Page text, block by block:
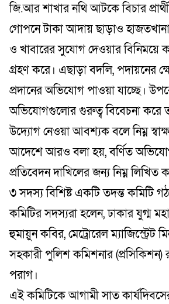
জি.আর শাখার নথি আটকে বিচার
গোপনে টাকা আদায় ছাড়াও হাজতখানায়
ও খাবারের সুযোগ দেওয়ার বিনিময়ে
গ্রহণ করে। এছাড়া বদলি, পদায়নের
প্রদানের অভিযোগ পাওয়া যাচ্ছে।
অভিযোগগুলোর গুরুত্ব বিবেচনা করে
উদ্যোগ নেওয়া আবশ্যক বলে নিম্ন
আদেশে আরও বলা হয়, বর্ণিত
প্রতিবেদন দাখিলের জন্য নিম্ন লিখিত
৩ সদস্য বিশিষ্ট একটি তদন্ত কমিটি
কমিটির সদস্যরা হলেন, ঢাকার যুগ্ম
হুমায়ুন কবির, মেট্রোরেল ম্যাজিস্ট্রেট
সহকারী পুলিশ কমিশনার (প্রসিকিশন)
পরাগ।
এই কমিটিকে আগামী সাত